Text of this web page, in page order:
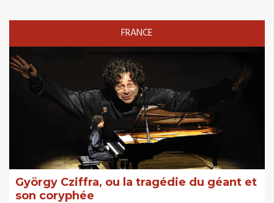
FRANCE
György Cziffra, ou la tragédie du géant et
son coryphée